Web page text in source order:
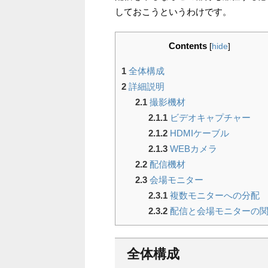
しておこうというわけです。
Contents [hide]
1 全体構成
2 詳細説明
2.1撮影機材
2.1.1 ビデオキャプチャー
2.1.2 HDMIケーブル
2.1.3 WEBカメラ
2.2配信機材
2.3会場モニター
2.3.1 複数モニターへの分配
2.3.2 配信と会場モニターの
全体構成